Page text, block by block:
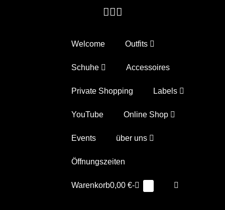
Welcome
Outfits
Schuhe Accessoires
Private Shopping Labels
YouTube Online Shop
Events über uns
Öffnungszeiten
Warenkorb
Warenkorb0,00 €-
Suche-